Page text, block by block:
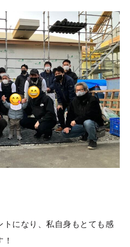
トになり、私自身もとても感